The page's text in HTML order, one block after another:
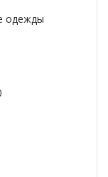
одежды